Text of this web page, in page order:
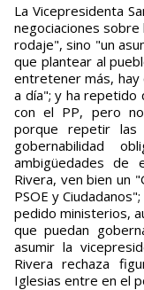
La Vicepresidenta
negociaciones sobre
rodaje", sino "un
que plantear al
entretener más, hay
a día"; y ha repetido
con el PP, pero
porque repetir las
gobernabilidad
ambigüedades de
Rivera, ven bien un
PSOE y
pedido ministerios,
que puedan
asumir la
Rivera rechaza
Iglesias entre en el